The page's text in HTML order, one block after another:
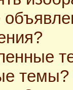
темы?